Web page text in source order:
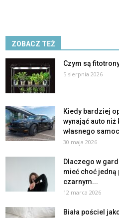
ZOBACZ TEŻ
Czym są
5 sierpnia 2026
Kiedy bardziej
wynająć auto niż
własnego
30 maja 2026
Dlaczego w
mieć choć jedną
czarnym...
12 marca 2026
Biała pościel